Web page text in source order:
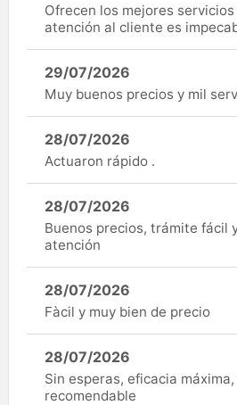
Ofrecen los mejores
atención al cliente es
29/07/2026
Muy buenos precios y mil
28/07/2026
Actuaron rápido .
28/07/2026
Buenos precios, trámite fácil
atención
28/07/2026
Fàcil y muy bien de precio
28/07/2026
Sin esperas, eficacia
recomendable